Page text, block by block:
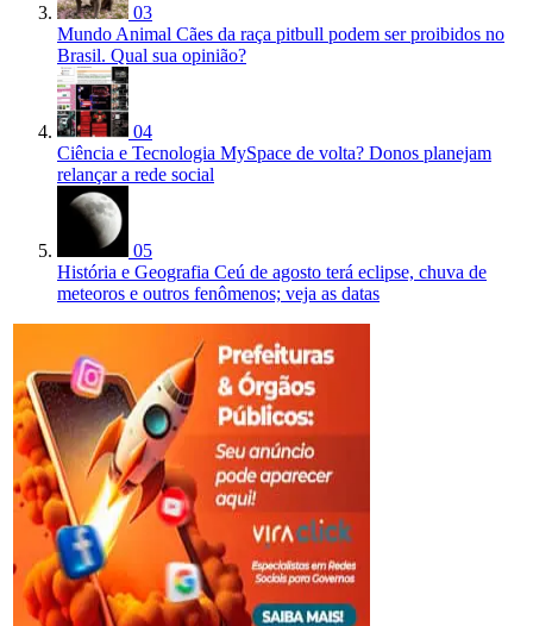
03
Mundo Animal Cães da raça pitbull podem ser proibidos no
Brasil. Qual sua opinião?
04
Ciência e Tecnologia MySpace de volta? Donos planejam
relançar a rede social
05
História e Geografia Ceú de agosto terá eclipse, chuva de
meteoros e outros fenômenos; veja as datas